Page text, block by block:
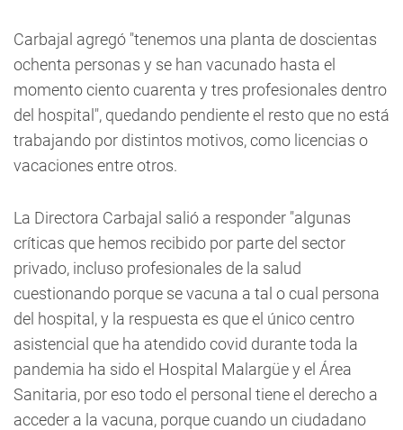
Carbajal agregó "tenemos una planta de doscientas
ochenta personas y se han vacunado hasta el
momento ciento cuarenta y tres profesionales dentro
del hospital", quedando pendiente el resto que no está
trabajando por distintos motivos, como licencias o
vacaciones entre otros.
La Directora Carbajal salió a responder "algunas
críticas que hemos recibido por parte del sector
privado, incluso profesionales de la salud
cuestionando porque se vacuna a tal o cual persona
del hospital, y la respuesta es que el único centro
asistencial que ha atendido covid durante toda la
pandemia ha sido el Hospital Malargüe y el Área
Sanitaria, por eso todo el personal tiene el derecho a
acceder a la vacuna, porque cuando un ciudadano